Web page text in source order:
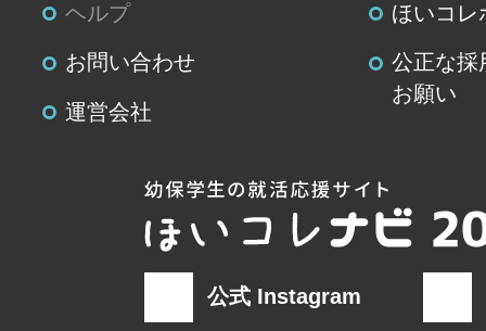
ヘルプ ほいコレ
お問い合わせ
公正な採
お願い
運営会社
公式 Instagram